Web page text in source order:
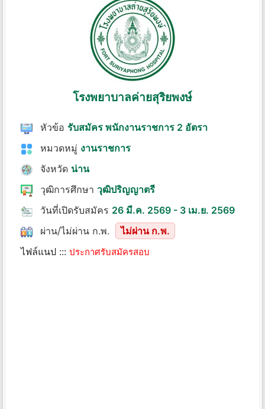
โรงพยาบาลค่ายสุริยพงษ์
หัวข้อ รับสมัคร พนักงานราชการ 2 อัตรา
หมวดหมู่ งานราชการ
จังหวัด น่าน
วุฒิการศึกษา วุฒิปริญญาตรี
วันที่เปิดรับสมัคร 26 มี.ค. 2569 - 3 เม.ย. 2569
ผ่าน/ไม่ผ่าน ก.พ.
ไม่ผ่าน ก.พ.
ไฟล์แนป ::: ประกาศรับสมัครสอบ